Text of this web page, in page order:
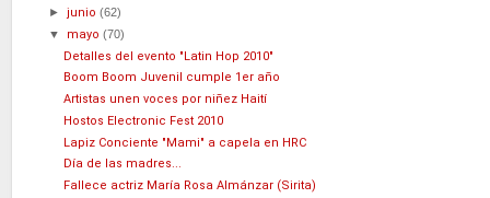
►junio(62)
▼ mayo(70)
Detalles del evento "Latin Hop 2010"
Boom Boom Juvenil cumple 1er año
Artistas unen voces por niñez Haití
Hostos Electronic Fest 2010
Lapiz Conciente "Mami" a capela en HRC
Día de las madres...
Fallece actriz María Rosa Almánzar (Sirita)